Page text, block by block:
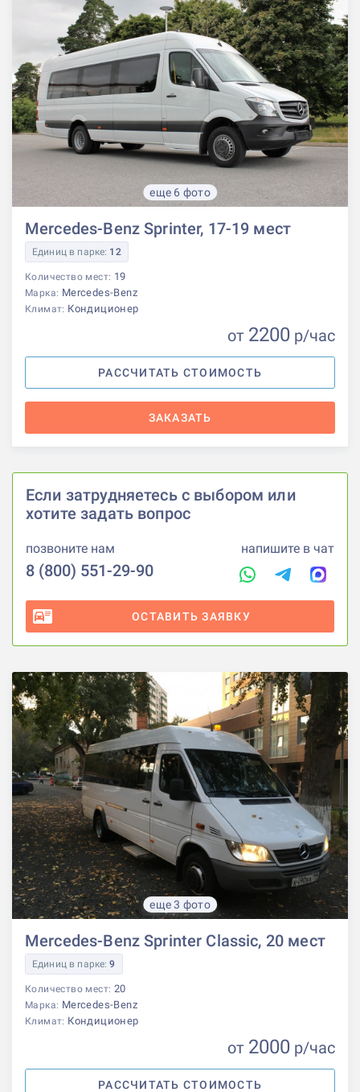
еще 6 фото
Mercedes-Benz Sprinter, 17-19 мест
Единиц в парке: 12
Количество мест: 19
Марка: Mercedes-Benz
Климат: Кондиционер
от 2200 р/час
РАССЧИТАТЬ СТОИМОСТЬ
ЗАКАЗАТЬ
еще 3 фото
Mercedes-Benz Sprinter Classic, 20 мест
Единиц в парке:9
Количество мест: 20
Марка: Mercedes-Benz
Климат: Кондиционер
от 2000 р/час
РАССЧИТАТЬ СТОИМОСТЬ
Если затрудняетесь с выбором или
хотите задать вопрос
позвоните нам
8 (800) 551-29-90
напишите в чат
ОСТАВИТЬ ЗАЯВКУ